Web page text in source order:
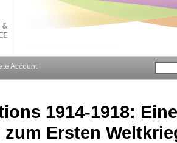
Account
1914-1918:
Ersten